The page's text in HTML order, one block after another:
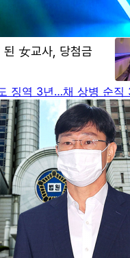
징역 3년…채 상병 순직